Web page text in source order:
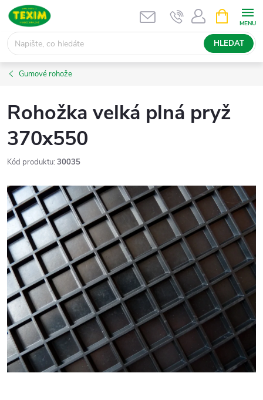
Přejít
obsah
HLEDAT
NÁKUPNÍ
KOŠÍK
Gumové rohože
Rohožka velká plná pryž
370x550
Kód produktu: 30035